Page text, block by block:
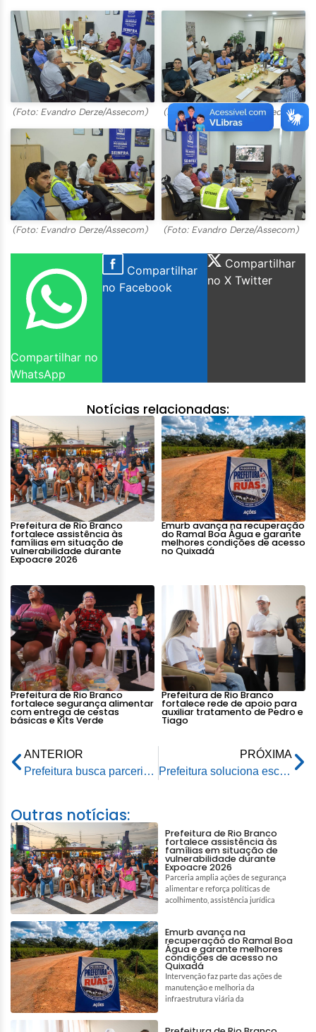
(Foto: Evandro Derze/Assecom) (Foto: Evandro Derze/Assecom)
(Foto: Evandro Derze/Assecom) (Foto: Evandro Derze/Assecom)
Compartilhar no
WhatsApp
Compartilhar
no Facebook
Compartilhar
no X Twitter
Notícias relacionadas:
Prefeitura de Rio Branco
fortalece assistência às
famílias em situação de
vulnerabilidade durante
Expoacre 2026
Emurb avança na recuperação
do Ramal Boa Água e garante
melhores condições de acesso
no Quixadá
Prefeitura de Rio Branco
fortalece segurança alimentar
com entrega de cestas
básicas e Kits Verde
Prefeitura de Rio Branco
fortalece rede de apoio para
auxiliar tratamento de Pedro e
Tiago
ANTERIOR
Prefeitura busca parceria com Fiocruz e o Centro de Infectologia Charles Merieux no combate as doenças do período invernoso
PRÓXIMA
Prefeitura soluciona escoamento de água no Conjunto Carandá
Outras notícias:
Prefeitura de Rio Branco
fortalece assistência às
famílias em situação de
vulnerabilidade durante
Expoacre 2026
Parceria amplia ações de segurança
alimentar e reforça políticas de
acolhimento, assistência jurídica
Emurb avança na
recuperação do Ramal Boa
Água e garante melhores
condições de acesso no
Quixadá
Intervenção faz parte das ações de
manutenção e melhoria da
infraestrutura viária da